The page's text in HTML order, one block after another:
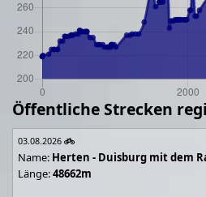
Öffentliche Strecken
03.08.2026
Name: Herten - Duisburg mit dem
Länge:48662m